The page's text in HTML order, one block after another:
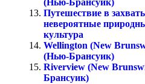
(Нью-Брансуик)
Путешествие в
невероятные
культура
Wellington (New
(Нью-Брансуик)
Riverview (New
Брансуик)